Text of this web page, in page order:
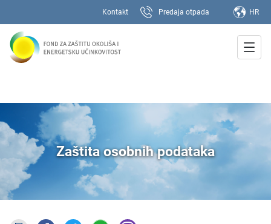
Kontakt Predaja otpada HR
Zaštita osobnih podataka